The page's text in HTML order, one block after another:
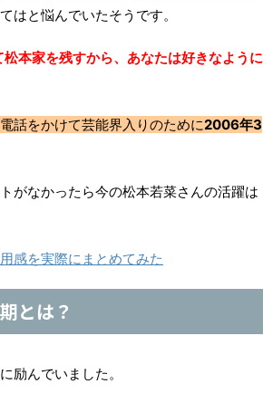
はと悩んでいたそうです。
松本家を残すから、あなたは好きなように
話をかけて芸能界入りのために2006年3
がなかったら今の松本若菜さんの活躍は
感を実際にまとめてみた
とは？
励んでいました。